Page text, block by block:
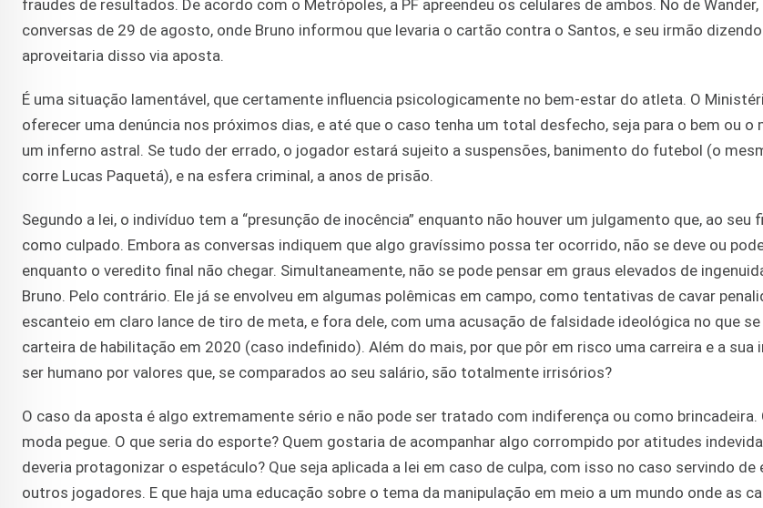
fraudes de resultados. De acordo com o Metrópoles, a PF apreendeu os celulares de ambos. No de
conversas de 29 de agosto, onde Bruno informou que levaria o cartão contra o Santos, e seu irmão
aproveitaria disso via aposta.
É uma situação lamentável, que certamente influencia psicologicamente no bem-estar do atleta. O
oferecer uma denúncia nos próximos dias, e até que o caso tenha um total desfecho, seja para o bem ou o
um inferno astral. Se tudo der errado, o jogador estará sujeito a suspensões, banimento do futebol (o
corre Lucas Paquetá), e na esfera criminal, a anos de prisão.
Segundo a lei, o indivíduo tem a “presunção de inocência” enquanto não houver um julgamento que, ao seu
como culpado. Embora as conversas indiquem que algo gravíssimo possa ter ocorrido, não se deve ou
enquanto o veredito final não chegar. Simultaneamente, não se pode pensar em graus elevados de
Bruno. Pelo contrário. Ele já se envolveu em algumas polêmicas em campo, como tentativas de cavar
escanteio em claro lance de tiro de meta, e fora dele, com uma acusação de falsidade ideológica no que
carteira de habilitação em 2020 (caso indefinido). Além do mais, por que pôr em risco uma carreira e a sua
ser humano por valores que, se comparados ao seu salário, são totalmente irrisórios?
O caso da aposta é algo extremamente sério e não pode ser tratado com indiferença ou como
moda pegue. O que seria do esporte? Quem gostaria de acompanhar algo corrompido por atitudes
deveria protagonizar o espetáculo? Que seja aplicada a lei em caso de culpa, com isso no caso servindo de
outros jogadores. E que haja uma educação sobre o tema da manipulação em meio a um mundo onde as